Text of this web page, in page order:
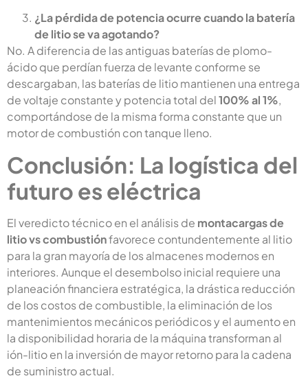
¿La pérdida de potencia ocurre cuando la batería
de litio se va agotando?
No. A diferencia de las antiguas baterías de plomo-
ácido que perdían fuerza de levante conforme se
descargaban, las baterías de litio mantienen una entrega
de voltaje constante y potencia total del100% al 1%,
comportándose de la misma forma constante que un
motor de combustión con tanque lleno.
Conclusión: La logística del
futuro es eléctrica
El veredicto técnico en el análisis de montacargas de
litio vs combustiónfavorece contundentemente al litio
para la gran mayoría de los almacenes modernos en
interiores. Aunque el desembolso inicial requiere una
planeación financiera estratégica, la drástica reducción
de los costos de combustible, la eliminación de los
mantenimientos mecánicos periódicos y el aumento en
la disponibilidad horaria de la máquina transforman al
ión-litio en la inversión de mayor retorno para la cadena
de suministro actual.